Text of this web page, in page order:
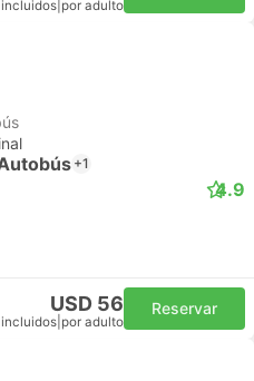
por adulto
+1
4.9
USD 56
por adulto
Reservar